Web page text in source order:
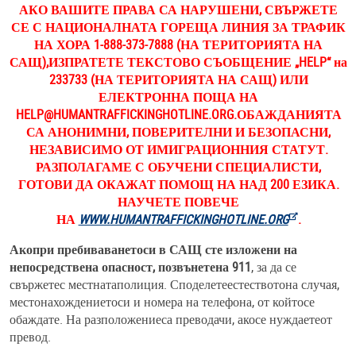
АКО ВАШИТЕ ПРАВА СА НАРУШЕНИ, СВЪРЖЕТЕ
СЕ С НАЦИОНАЛНАТА ГОРЕЩА ЛИНИЯ ЗА ТРАФИК
НА ХОРА 1-888-373-7888 (НА ТЕРИТОРИЯТА НА
САЩ),ИЗПРАТЕТЕ ТЕКСТОВО СЪОБЩЕНИЕ „HELP“ на
233733 (НА ТЕРИТОРИЯТА НА САЩ) ИЛИ
ЕЛЕКТРОННА ПОЩА НА
HELP@HUMANTRAFFICKINGHOTLINE.ORG.ОБАЖДАНИЯТА
СА АНОНИМНИ, ПОВЕРИТЕЛНИ И БЕЗОПАСНИ,
НЕЗАВИСИМО ОТ ИМИГРАЦИОННИЯ СТАТУТ.
РАЗПОЛАГАМЕ С ОБУЧЕНИ СПЕЦИАЛИСТИ,
ГОТОВИ ДА ОКАЖАТ ПОМОЩ НА НАД 200 ЕЗИКА.
НАУЧЕТЕ ПОВЕЧЕ
НА WWW.HUMANTRAFFICKINGHOTLINE.ORG
.
Акопри пребиваванетоси в САЩ сте изложени на
непосредствена опасност, позвънетена 911, за да се
свържетес местнатаполиция. Споделетеестествотона случая,
местонахождениетоси и номера на телефона, от койтосе
обаждате. На разположениеса преводачи, акосе нуждаетеот
превод.